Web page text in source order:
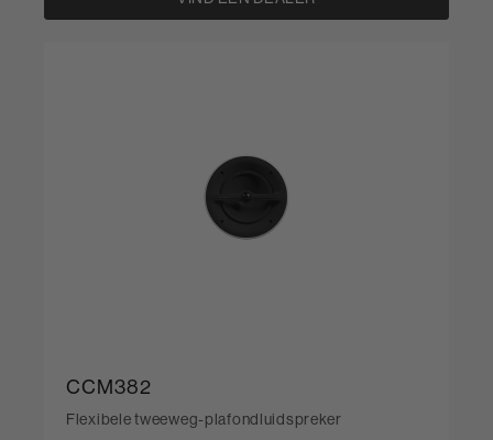
CCM382
Flexibele tweeweg-plafondluidspreker